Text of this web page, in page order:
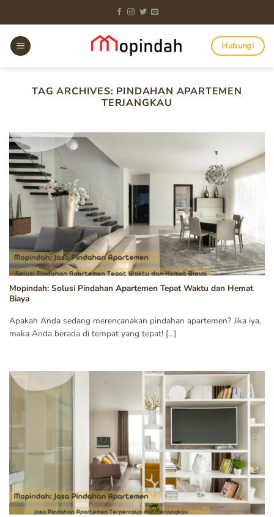
to
content
Hubungi
TAG ARCHIVES: PINDAHAN APARTEMEN
TERJANGKAU
Mopindah: Solusi Pindahan Apartemen Tepat Waktu dan Hemat
Biaya
Apakah Anda sedang merencanakan pindahan apartemen? Jika iya,
maka Anda berada di tempat yang tepat! [...]